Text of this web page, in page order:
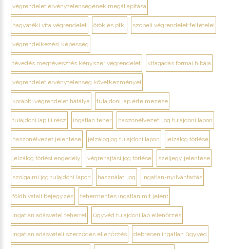
végrendelet érvénytelenségének megállapítása
hagyatéki vita végrendelet öröklés ptk. szóbeli végrendelet feltételei
végrendelkezési képesség
tévedés megtévesztés kényszer végrendelet kitagadás formai hibája
végrendelet érvénytelenség következményei
korábbi végrendelet hatálya tulajdoni lap értelmezése
tulajdoni lap iii rész ingatlan teher haszonélvezeti jog tulajdoni lapon
haszonélvezet jelentése jelzálogjog tulajdoni lapon jelzálog törlése
jelzálog törlési engedély végrehajtási jog törlése széljegy jelentése
szolgalmi jog tulajdoni lapon használati jog ingatlan-nyilvántartás
földhivatali bejegyzés tehermentes ingatlan mit jelent
ingatlan adásvétel teherrel ügyvéd tulajdoni lap ellenőrzés
ingatlan adásvételi szerződés ellenőrzés debrecen ingatlan ügyvéd